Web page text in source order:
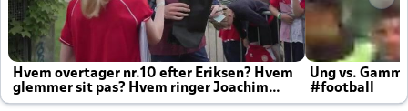
Hvem overtager nr.10 efter Eriksen? Hvem
glemmer sit pas? Hvem ringer Joachim
altid til efter kampe?
Ung vs.
#football